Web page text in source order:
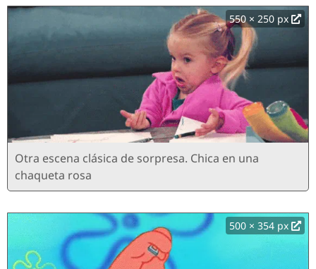
550 × 250 px
Otra escena clásica de sorpresa. Chica en una
chaqueta rosa
500 × 354 px